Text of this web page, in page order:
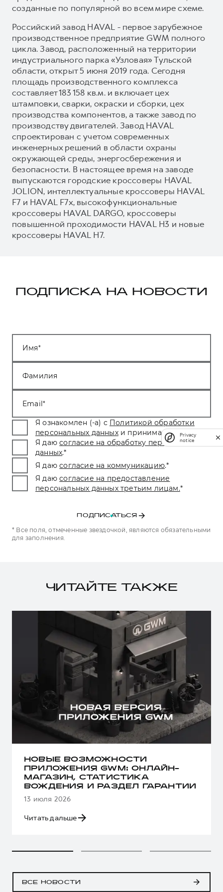
созданные по популярной во всем мире схеме.
Российский завод HAVAL - первое зарубежное
производственное предприятие GWM полного
цикла. Завод, расположенный на территории
индустриального парка «Узловая» Тульской
области, открыт 5 июня 2019 года. Сегодня
площадь производственного комплекса
составляет 183 158 кв.м. и включает цех
штамповки, сварки, окраски и сборки, цех
производства компонентов, а также завод по
производству двигателей. Завод HAVAL
спроектирован с учетом современных
инженерных решений в области охраны
окружающей среды, энергосбережения и
безопасности. В настоящее время на заводе
выпускаются городские кроссоверы HAVAL
JOLION, интеллектуальные кроссоверы HAVAL
F7 и HAVAL F7x, высокофункциональные
кроссоверы HAVAL DARGO, кроссоверы
повышенной проходимости HAVAL H3 и новые
кроссоверы HAVAL H7.
ПОДПИСКА НА НОВОСТИ
Имя
Фамилия
Email
Я ознакомлен (-а) с Политикой обработки
персональных данных и принимаю условия.
Я даю согласие на обработку персональных
данных.*
Я даю согласие на коммуникацию.*
Я даю согласие на предоставление
персональных данных третьим лицам.*
ПОДПИСАТЬСЯ
* Все поля, отмеченные звездочкой, являются обязательными
для заполнения.
ЧИТАЙТЕ ТАКЖЕ
НОВЫЕ ВОЗМОЖНОСТИ
ПРИЛОЖЕНИЯ GWM: ОНЛАЙН-
МАГАЗИН, СТАТИСТИКА
ВОЖДЕНИЯ И РАЗДЕЛ ГАРАНТИИ
13 июля 2026
Читать дальше
ВСЕ НОВОСТИ
Privacy
notice